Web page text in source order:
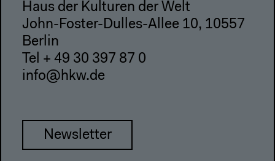
Haus der Kulturen der Welt
John-Foster-Dulles-Allee 10, 10557
Berlin
Tel + 49 30 397 87 0
info@hkw.de
Newsletter